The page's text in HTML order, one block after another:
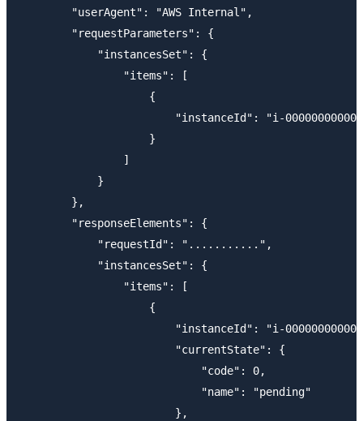
        "userAgent": "AWS Internal",
        "requestParameters": {
            "instancesSet": {
                "items": [
                    {
"instanceId": "i-
                    }
                ]
            }
        },
        "responseElements": {
            "requestId": "...........",
            "instancesSet": {
                "items": [
                    {
"instanceId": "i-
                        "currentState": {
                            "code": 0,
                            "name": "pending"
                        },